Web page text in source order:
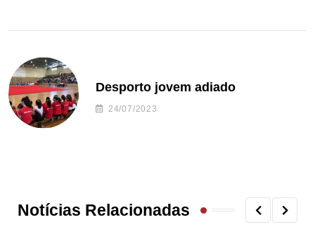
Desporto jovem adiado
24/07/2023
Notícias Relacionadas